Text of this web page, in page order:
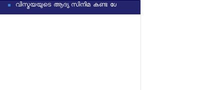
ആദ്യ സിനിമ കണ്ട ശേഷം സംവിധായകന് 3 ലക്ഷത്തിന്റെ വാച്ച്